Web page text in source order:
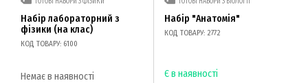
Набір лабораторний з
фізики (на клас)
КОД ТОВАРУ: 6100
Немає в наявності
Набір "Анатомія"
КОД ТОВАРУ: 2772
Є в наявності